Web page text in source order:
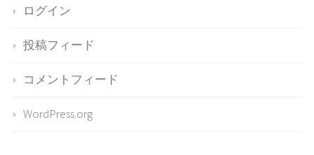
ログイン
投稿フィード
コメントフィード
WordPress.org